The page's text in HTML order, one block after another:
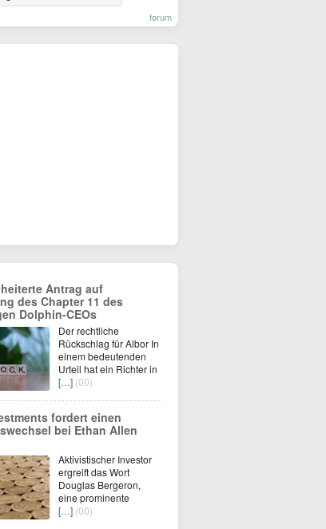
forum
Antrag auf
des Chapter 11 des
Dolphin-CEOs
Der rechtliche
Rückschlag für Albor In
einem bedeutenden
Urteil hat ein Richter in
[…] (00)
fordert einen
bei Ethan Allen
Aktivistischer Investor
ergreift das Wort
Douglas Bergeron,
eine prominente
[…] (00)